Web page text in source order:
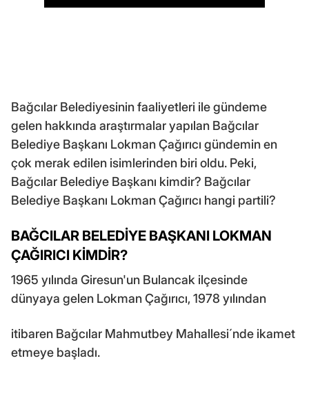
Bağcılar Belediyesinin faaliyetleri ile gündeme
gelen hakkında araştırmalar yapılan Bağcılar
Belediye Başkanı Lokman Çağırıcı gündemin en
çok merak edilen isimlerinden biri oldu. Peki,
Bağcılar Belediye Başkanı kimdir? Bağcılar
Belediye Başkanı Lokman Çağırıcı hangi partili?
BAĞCILAR BELEDİYE BAŞKANI LOKMAN
ÇAĞIRICI KİMDİR?
1965 yılında Giresun'un Bulancak ilçesinde
dünyaya gelen Lokman Çağırıcı, 1978 yılından
itibaren Bağcılar Mahmutbey Mahallesi´nde ikamet
etmeye başladı.